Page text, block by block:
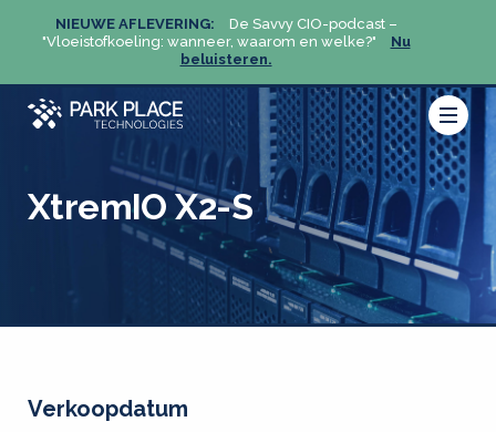
NIEUWE AFLEVERING:
De Savvy CIO-podcast –
"Vloeistofkoeling: wanneer, waarom en welke?"
Nu
beluisteren.
XtremIO X2-S
Verkoopdatum